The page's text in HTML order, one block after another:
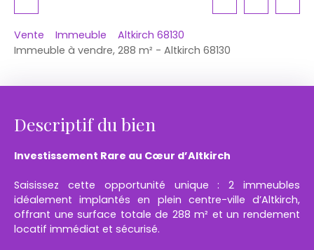
Vente Immeuble
Altkirch 68130
Immeuble à vendre, 288 m² - Altkirch 68130
Descriptif du bien
Investissement Rare au Cœur d’Altkirch
Saisissez cette opportunité unique : 2 immeubles
idéalement implantés en plein centre-ville d’Altkirch,
offrant une surface totale de 288 m² et un rendement
locatif immédiat et sécurisé.